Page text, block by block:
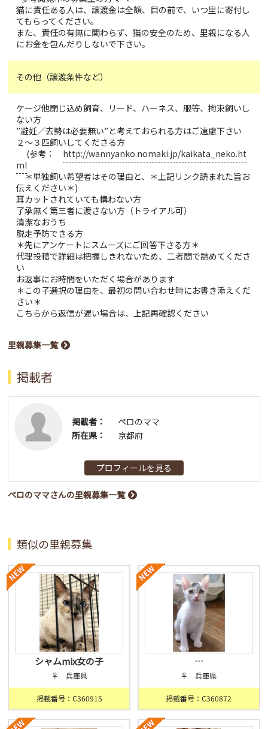
猫に責任ある人は、譲渡金は全額、目の前で、いつ里に寄付し
てもらってください。
また、責任の有無に関わらず、猫の安全のため、里親になる人
にお金を包んだりしないで下さい。
その他（譲渡条件など）
ケージ他閉じ込め飼育、リード、ハーネス、服等、拘束飼いし
ない方
”避妊／去勢は必要無い”と考えておられる方はご遠慮下さい
２〜３匹飼いしてくださる方
(参考： http://wannyanko.nomaki.jp/kaikata_neko.ht
ml
＊単独飼い希望者はその理由と、＊上記リンク読まれた旨お
伝えください＊)
耳カットされていても構わない方
了承無く第三者に渡さない方（トライアル可）
清潔なおうち
脱走予防できる方
＊先にアンケートにスムーズにご回答下さる方＊
代理投稿で詳細は把握しきれないため、二者間で詰めてくださ
い
お返事にお時間をいただく場合があります
＊この子選択の理由を、最初の問い合わせ時にお書き添えくだ
さい＊
こちらから返信が遅い場合は、上記再確認ください
里親募集一覧
掲載者
掲載者：
ペロのママ
所在県：
京都府
プロフィールを見る
ペロのママさんの里親募集一覧
類似の里親募集
シャムmix女の子
♀ 兵庫県
掲載番号：C360915
…
♀ 兵庫県
掲載番号：C360872